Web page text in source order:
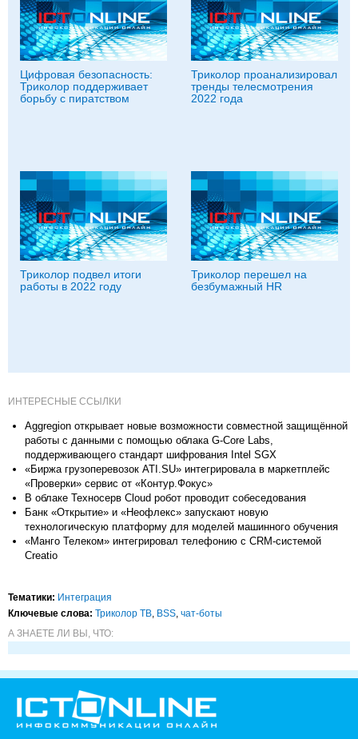
Цифровая безопасность:
Триколор поддерживает
борьбу с пиратством
Триколор проанализировал
тренды телесмотрения
2022 года
Триколор подвел итоги
работы в 2022 году
Триколор перешел на
безбумажный HR
ИНТЕРЕСНЫЕ ССЫЛКИ
Aggregion открывает новые возможности совместной защищённой
работы с данными с помощью облака G-Core Labs,
поддерживающего стандарт шифрования Intel SGX
«Биржа грузоперевозок ATI.SU» интегрировала в маркетплейс
«Проверки» сервис от «Контур.Фокус»
В облаке Техносерв Cloud робот проводит собеседования
Банк «Открытие» и «Неофлекс» запускают новую
технологическую платформу для моделей машинного обучения
«Манго Телеком» интегрировал телефонию с CRM-системой
Creatio
Тематики: Интеграция
Ключевые слова: Триколор ТВ, BSS, чат-боты
А ЗНАЕТЕ ЛИ ВЫ, ЧТО: